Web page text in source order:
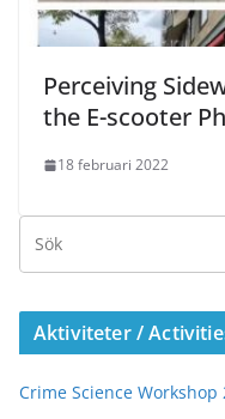
Perceiving
the E-scooter
18 februari 2022
Aktiviteter /
Crime Science